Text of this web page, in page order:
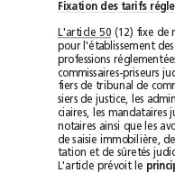
L'article 50
pour l'établissement des